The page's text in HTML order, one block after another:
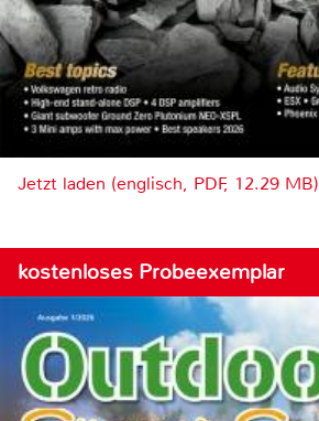
Jetzt laden (englisch, PDF, 12.29 MB)
kostenloses Probeexemplar